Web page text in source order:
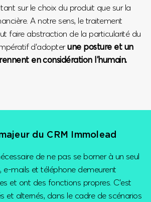
sur le choix du produit que sur la
A notre sens, le traitement
faire abstraction de la particularité du
d’adopterune posture et un
en considération l’humain.
du CRM Immolead
de ne pas se borner à un seul
e-mails et téléphone demeurent
et ont des fonctions propres. C’est
et alternés, dans le cadre de scénarios